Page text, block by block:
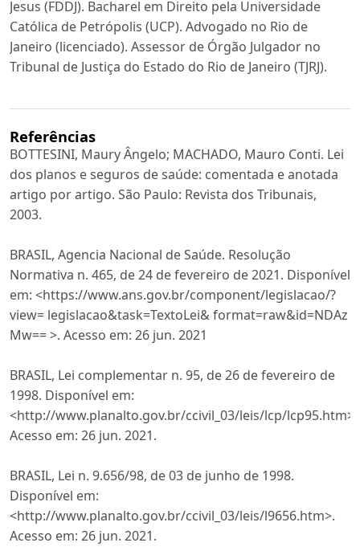
Jesus (FDDJ). Bacharel em Direito pela Universidade
Católica de Petrópolis (UCP). Advogado no Rio de
Janeiro (licenciado). Assessor de Órgão Julgador no
Tribunal de Justiça do Estado do Rio de Janeiro (TJRJ).
Referências
BOTTESINI, Maury Ângelo; MACHADO, Mauro Conti. Lei
dos planos e seguros de saúde: comentada e anotada
artigo por artigo. São Paulo: Revista dos Tribunais,
2003.
BRASIL, Agencia Nacional de Saúde. Resolução
Normativa n. 465, de 24 de fevereiro de 2021. Disponível
em: <https://www.ans.gov.br/component/legislacao/?
view= legislacao&task=TextoLei& format=raw&id=NDAz
Mw== >. Acesso em: 26 jun. 2021
BRASIL, Lei complementar n. 95, de 26 de fevereiro de
1998. Disponível em:
<http://www.planalto.gov.br/ccivil_03/leis/lcp/lcp95.htm>.
Acesso em: 26 jun. 2021.
BRASIL, Lei n. 9.656/98, de 03 de junho de 1998.
Disponível em:
<http://www.planalto.gov.br/ccivil_03/leis/l9656.htm>.
Acesso em: 26 jun. 2021.